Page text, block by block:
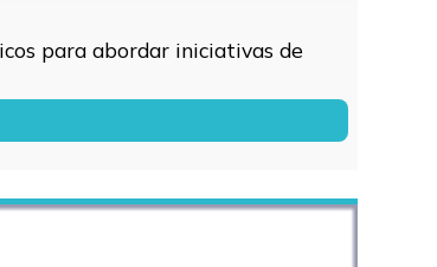
para abordar iniciativas de